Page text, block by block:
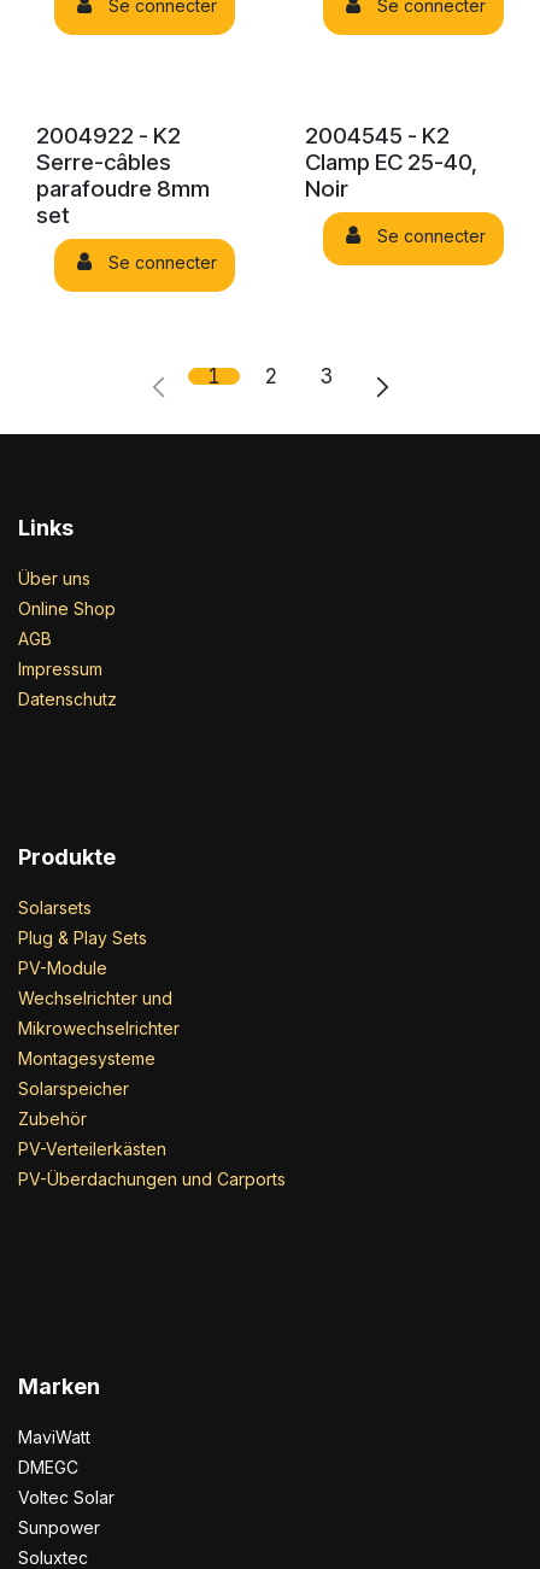
Se connecter Se connecter
2004922 - K2
Serre-câbles
parafoudre 8mm
set
Se connecter
2004545 - K2
Clamp EC 25-40,
Noir
Se connecter
1 2 3
Links
Über uns
Online Shop
AGB
Impressum
Datenschutz
Produkte
Solarsets
Plug & Play Sets
PV-Module
Wechselrichter und
Mikrowechselrichter
Montagesysteme
Solarspeicher
Zubehör
PV-Verteilerkästen
PV-Überdachungen und Carports
Marken
MaviWatt
DMEGC
Voltec Solar
Sunpower
Soluxtec